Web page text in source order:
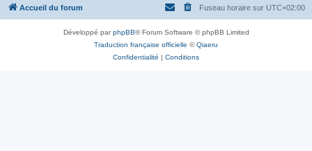
Accueil du forum Fuseau horaire sur UTC+02:00
Développé parphpBB® Forum Software © phpBB Limited
Traduction française officielle ©Qiaeru
Confidentialité
Conditions